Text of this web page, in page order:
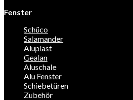
Fenster
Schüco
Salamander
Aluplast
Gealan
Aluschale
Alu Fenster
Schiebetüren
Zubehör